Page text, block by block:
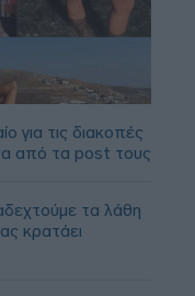
για τις διακοπές
από τα post τους
τα λάθη
κρατάει